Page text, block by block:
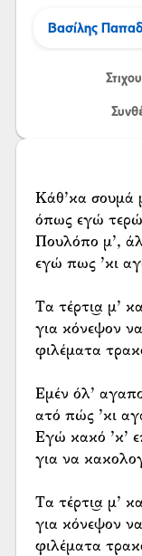
Βασίλης
Κάθ’κα σουμά
όπως εγώ
Πουλόπο μ’,
εγώ πως ’κι
Τα τέρτι͜α μ’
για κόνεψον
φιλέματα
Εμέν όλ’
ατό πώς ’κι
Εγώ κακό ’κ’
για να
Τα τέρτι͜α μ’
για κόνεψον
φιλέματα